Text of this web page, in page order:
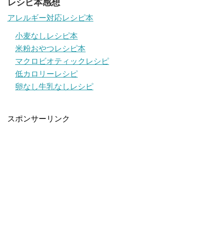
レシピ本感想
アレルギー対応レシピ本
小麦なしレシピ本
米粉おやつレシピ本
マクロビオティックレシピ
低カロリーレシピ
卵なし牛乳なしレシピ
スポンサーリンク